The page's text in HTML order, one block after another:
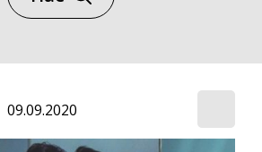
09.09.2020